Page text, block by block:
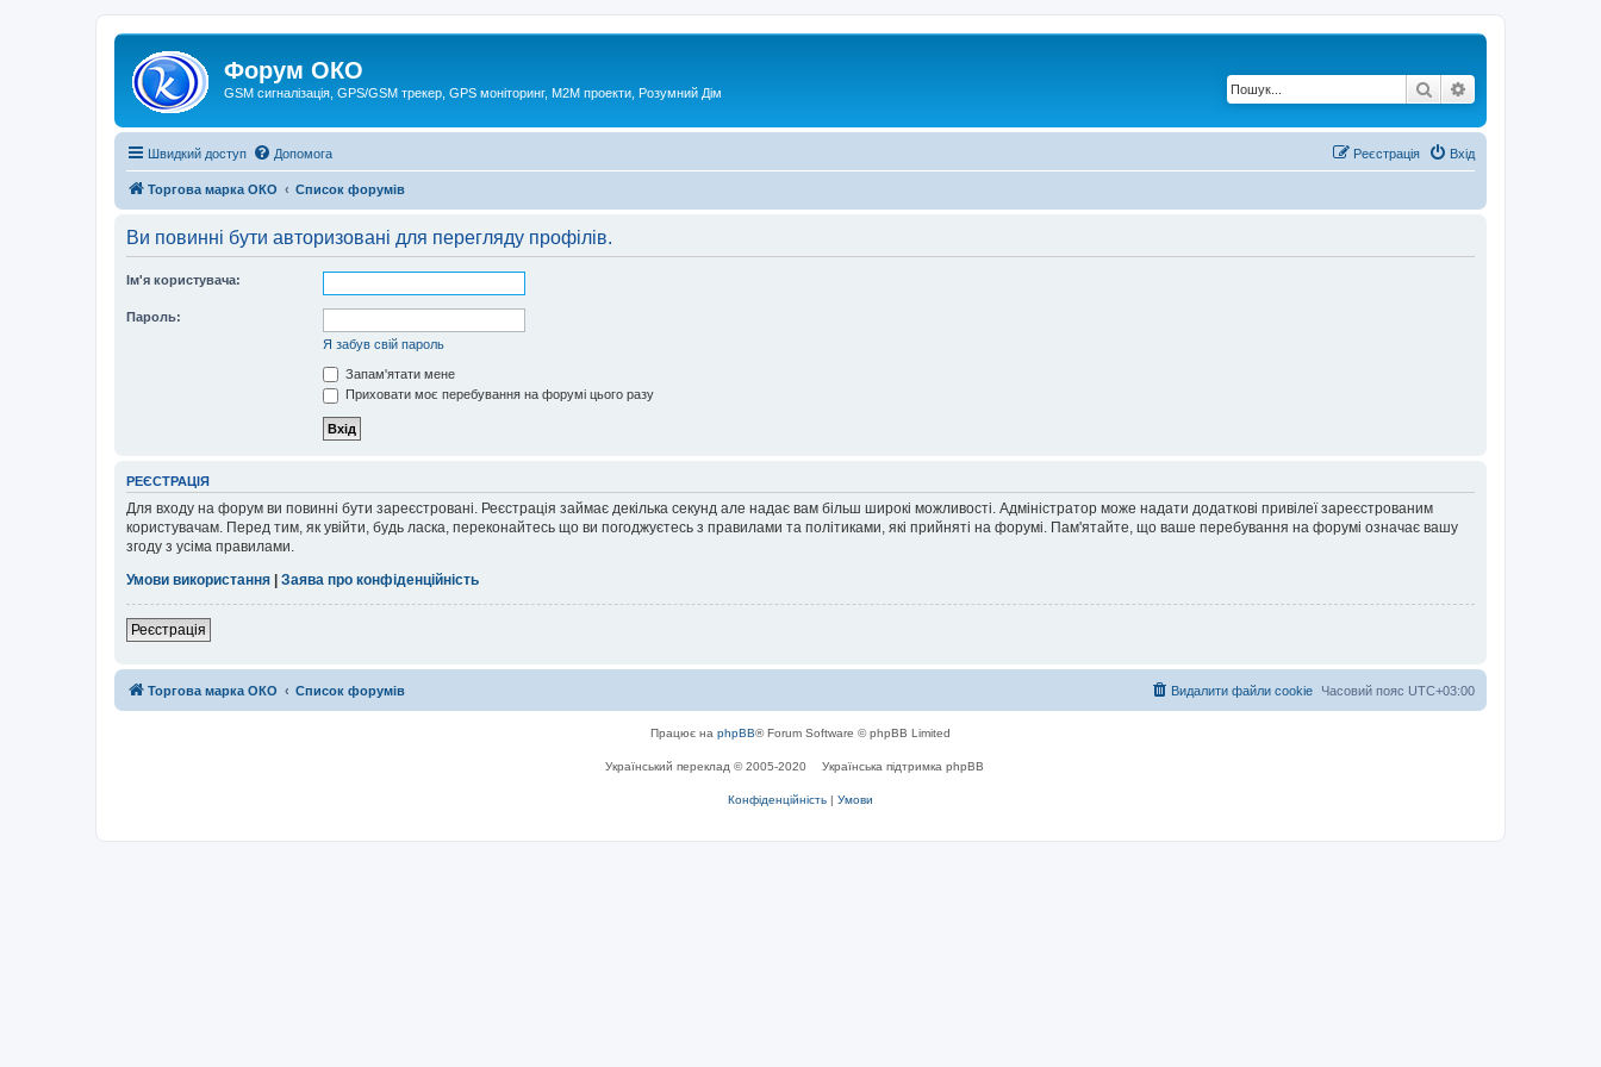
Форум ОКО
GSM сигналізація, GPS/GSM трекер, GPS моніторинг, М2М проекти, Розумний Дім Пошук
Швидкий доступ Допомога Вхід
Реєстрація
Торгова марка ОКО Список форумів
Ви повинні бути авторизовані для перегляду профілів.
Ім'я користувача:
Пароль:
Я забув свій пароль
Запам'ятати мене
Приховати моє перебування на форумі цього разу
РЕЄСТРАЦІЯ
Для входу на форум ви повинні бути зареєстровані. Реєстрація займає декілька секунд але надає вам більш широкі можливості. Адміністратор може надати додаткові привілеї зареєстрованим
користувачам. Перед тим, як увійти, будь ласка, переконайтесь що ви погоджуєтесь з правилами та політиками, які прийняті на форумі. Пам'ятайте, що ваше перебування на форумі означає вашу
згоду з усіма правилами.
Умови використання
Заява про конфіденційність
Реєстрація
Торгова марка ОКО Список форумів Часовий пояс UTC+03:00
Видалити файли cookie
Працює на phpBB® Forum Software © phpBB Limited
Український переклад © 2005-2020 Українська підтримка phpBB
Конфіденційність | Умови